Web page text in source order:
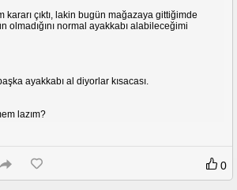
çıktı, lakin bugün mağazaya gittiğimde
olmadığını normal ayakkabı alabileceğimi
ayakkabı al diyorlar kısacası.
lazım?
0